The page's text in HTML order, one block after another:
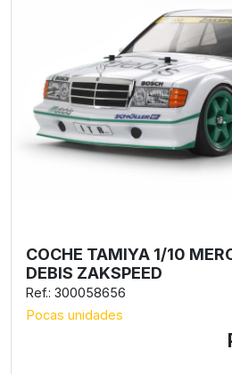
COCHE TAMIYA 1/10
DEBIS ZAKSPEED
Ref.: 300058656
Pocas unidades